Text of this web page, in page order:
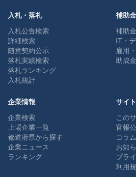
入札・落札
入札公告検索
詳細検索
随意契約公示
落札実績検索
落札ランキング
入札統計
補助
補助
IT・
雇用
助成
企業情報
企業検索
上場企業一覧
都道府県から探す
企業ニュース
ランキング
サイ
この
官報
コラム
お知
プラ
利用